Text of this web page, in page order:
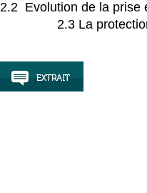
2.2 Evolution de la prise
2.3 La protection